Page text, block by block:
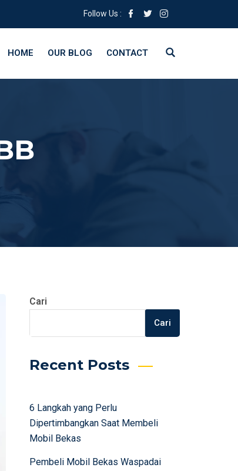
Follow Us :
HOME OUR BLOG CONTACT
Cari
Cari
Recent Posts
6 Langkah yang Perlu
Dipertimbangkan Saat Membeli
Mobil Bekas
Pembeli Mobil Bekas Waspadai